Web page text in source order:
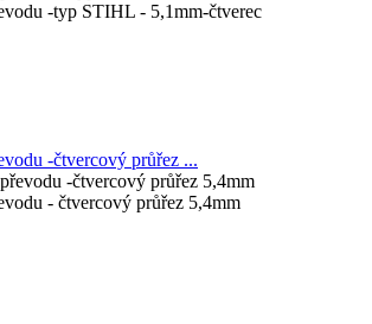
-typ STIHL - 5,1mm-čtverec
-čtvercový průřez ...
- čtvercový průřez 5,4mm